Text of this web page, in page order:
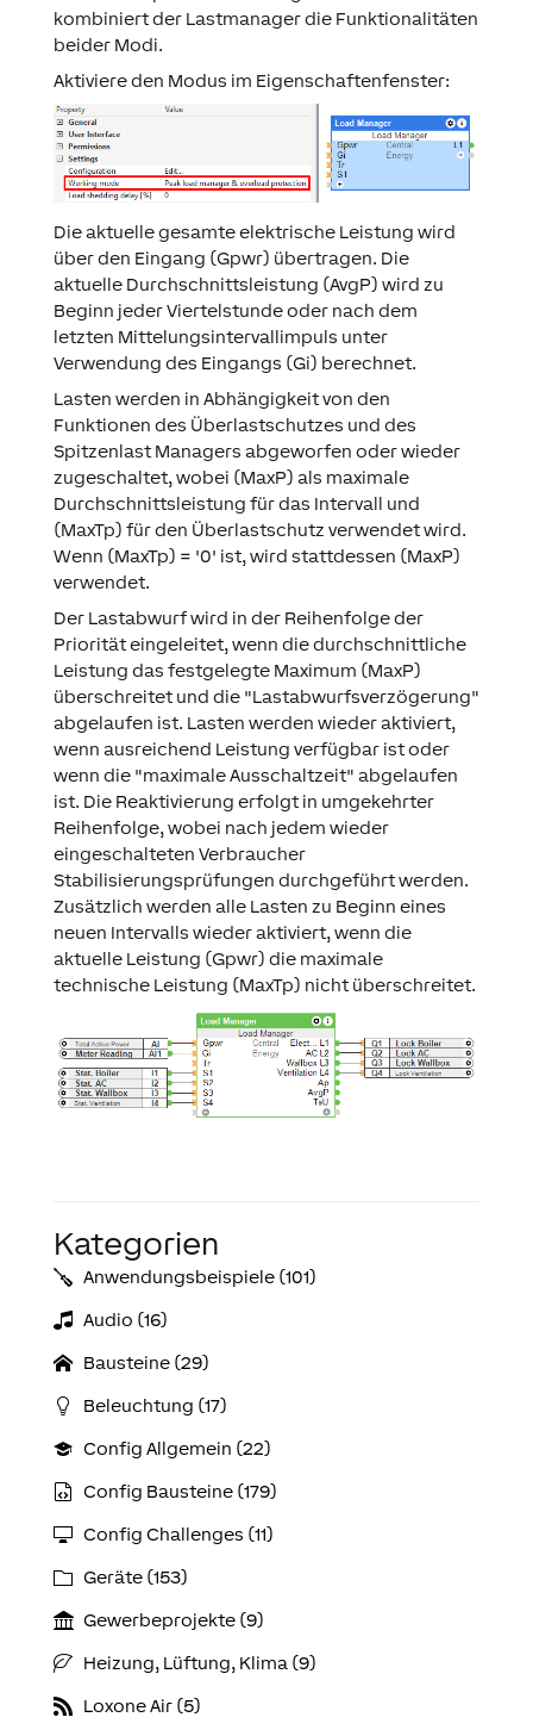
kombiniert der Lastmanager die Funktionalitäten
beider Modi.
Aktiviere den Modus im Eigenschaftenfenster:
Die aktuelle gesamte elektrische Leistung wird
über den Eingang (Gpwr) übertragen. Die
aktuelle Durchschnittsleistung (AvgP) wird zu
Beginn jeder Viertelstunde oder nach dem
letzten Mittelungsintervallimpuls unter
Verwendung des Eingangs (Gi) berechnet.
Lasten werden in Abhängigkeit von den
Funktionen des Überlastschutzes und des
Spitzenlast Managers abgeworfen oder wieder
zugeschaltet, wobei (MaxP) als maximale
Durchschnittsleistung für das Intervall und
(MaxTp) für den Überlastschutz verwendet wird.
Wenn (MaxTp) = '0' ist, wird stattdessen (MaxP)
verwendet.
Der Lastabwurf wird in der Reihenfolge der
Priorität eingeleitet, wenn die durchschnittliche
Leistung das festgelegte Maximum (MaxP)
überschreitet und die "Lastabwurfsverzögerung"
abgelaufen ist. Lasten werden wieder aktiviert,
wenn ausreichend Leistung verfügbar ist oder
wenn die "maximale Ausschaltzeit" abgelaufen
ist. Die Reaktivierung erfolgt in umgekehrter
Reihenfolge, wobei nach jedem wieder
eingeschalteten Verbraucher
Stabilisierungsprüfungen durchgeführt werden.
Zusätzlich werden alle Lasten zu Beginn eines
neuen Intervalls wieder aktiviert, wenn die
aktuelle Leistung (Gpwr) die maximale
technische Leistung (MaxTp) nicht überschreitet.
Kategorien
Anwendungs­­­beispiele (101)
Audio (16)
Bausteine (29)
Beleuchtung (17)
Config Allgemein (22)
Config Bausteine (179)
Config Challenges (11)
Geräte (153)
Gewerbeprojekte (9)
Heizung, Lüftung, Klima (9)
Loxone Air (5)